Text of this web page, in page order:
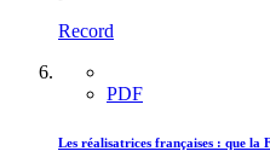
Record
PDF
Les réalisatrices françaises : que